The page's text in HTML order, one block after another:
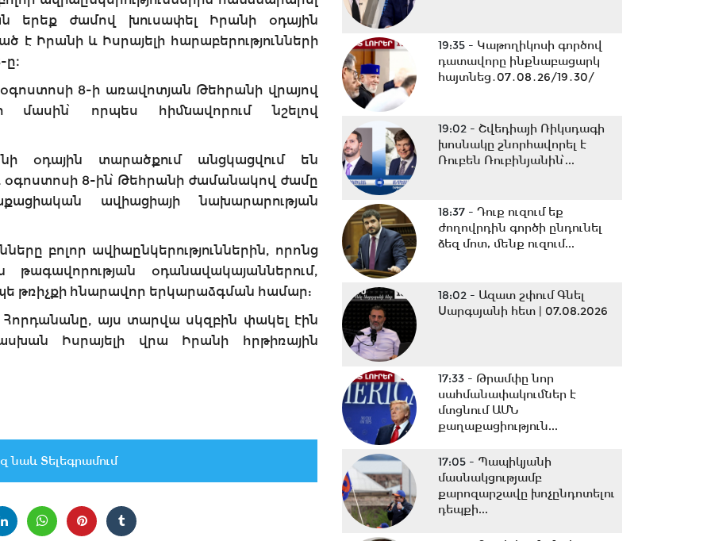
երեք ժամով խուսափել Իրանի օդային
Իրանի և Իսրայելի հարաբերությունների
8-ի առավոտյան Թեհրանի վրայով
մասին՝ որպես հիմնավորում նշելով
օդային տարածքում անցկացվում են
օգոստոսի 8-ին՝ Թեհրանի ժամանակով ժամը
ավիացիայի նախարարության
բոլոր ավիաընկերություններին, որոնց
օդանավակայաններում,
թռիչքի հնարավոր երկարաձգման համար:
այս տարվա սկզբին փակել էին
Իսրայելի վրա Իրանի հրթիռային
նաև Տելեգրամում
19:35 - Կաթողիկոսի գործով
դատավորը ինքնաբացարկ
հայտնեց․07․08․26/19․30/
19:02 - Շվեդիայի Ռիկսդագի
խոսնակը շնորհավորել է
Ռուբեն Ռուբինյանին՝...
18:37 - Դուք ուզում եք
ժողովրդին գործի ընդունել
ձեզ մոտ, մենք ուզում...
18:02 - Ազատ շփում Գնել
Սարգսյանի հետ | 07.08.2026
17:33 - Թրամփը նոր
սահմանափակումներ է
մտցնում ԱՄՆ
քաղաքացիություն...
17:05 - Պապիկյանի
մասնակցությամբ
քարոզարշավը խոչընդոտելու
դեպքի...